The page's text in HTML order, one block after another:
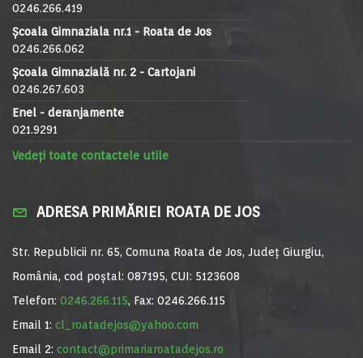
0246.266.419
Școala Gimnaziala nr.1 - Roata de Jos
0246.266.062
Școala Gimnazială nr. 2 - Cartojani
0246.267.603
Enel - deranjamente
021.9291
Vedeți toate contactele utile
ADRESA PRIMĂRIEI ROATA DE JOS
Str. Republicii nr. 65, Comuna Roata de Jos, Județ Giurgiu,
România, cod poștal: 087195, CUI: 5123608
Telefon: 0246.266.115, Fax: 0246.266.115
Email 1: cl_roatadejos@yahoo.com
Email 2: contact@primariaroatadejos.ro